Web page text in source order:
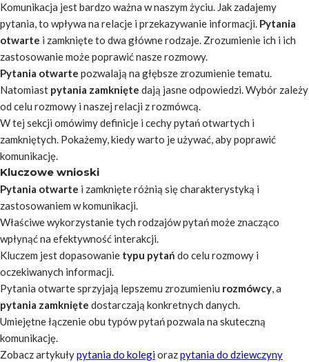
Komunikacja jest bardzo ważna w naszym życiu. Jak zadajemy
pytania, to wpływa na relacje i przekazywanie informacji. Pytania
otwarte i zamknięte to dwa główne rodzaje. Zrozumienie ich i ich
zastosowanie może poprawić nasze rozmowy.
Pytania otwarte pozwalają na głębsze zrozumienie tematu.
Natomiast pytania zamknięte dają jasne odpowiedzi. Wybór zależy
od celu rozmowy i naszej relacji z rozmówcą.
W tej sekcji omówimy definicje i cechy pytań otwartych i
zamkniętych. Pokażemy, kiedy warto je używać, aby poprawić
komunikację.
Kluczowe wnioski
Pytania otwarte i zamknięte różnią się charakterystyką i
zastosowaniem w komunikacji.
Właściwe wykorzystanie tych rodzajów pytań może znacząco
wpłynąć na efektywność interakcji.
Kluczem jest dopasowanie typu pytań do celu rozmowy i
oczekiwanych informacji.
Pytania otwarte sprzyjają lepszemu zrozumieniu rozmówcy, a
pytania zamknięte dostarczają konkretnych danych.
Umiejętne łączenie obu typów pytań pozwala na skuteczną
komunikację.
Zobacz artykułypytania do kolegiorazpytania do dziewczyny